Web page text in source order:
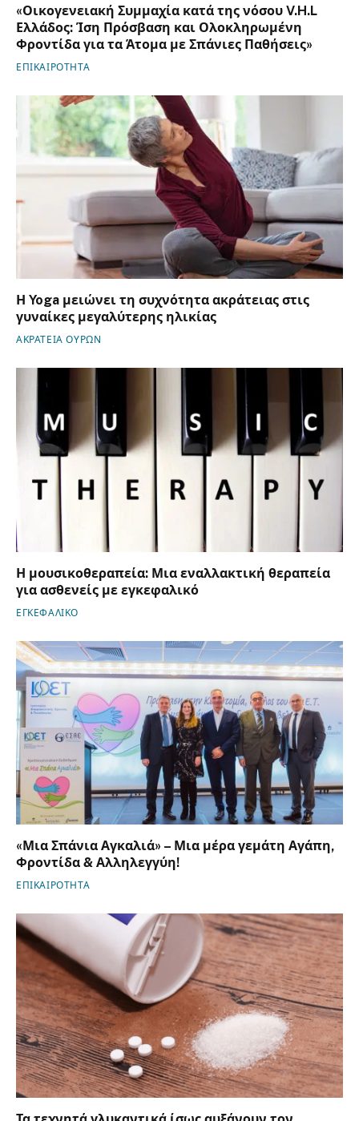
«Οικογενειακή Συμμαχία κατά της νόσου V.H.L
Ελλάδος: Ίση Πρόσβαση και Ολοκληρωμένη
Φροντίδα για τα Άτομα με Σπάνιες Παθήσεις»
ΕΠΙΚΑΙΡΟΤΗΤΑ
Η Yoga μειώνει τη συχνότητα ακράτειας στις
γυναίκες μεγαλύτερης ηλικίας
ΑΚΡΑΤΕΙΑ ΟΥΡΩΝ
Η μουσικοθεραπεία: Μια εναλλακτική θεραπεία
για ασθενείς με εγκεφαλικό
ΕΓΚΕΦΑΛΙΚΟ
«Μια Σπάνια Αγκαλιά» – Μια μέρα γεμάτη Αγάπη,
Φροντίδα & Αλληλεγγύη!
ΕΠΙΚΑΙΡΟΤΗΤΑ